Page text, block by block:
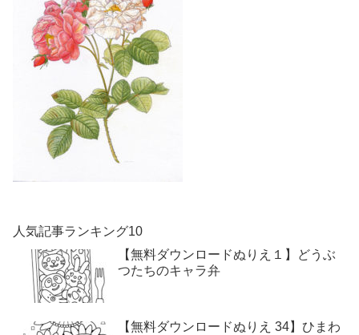
人気記事ランキング10
【無料ダウンロードぬりえ１】どうぶ
つたちのキャラ弁
【無料ダウンロードぬりえ 34】ひまわ